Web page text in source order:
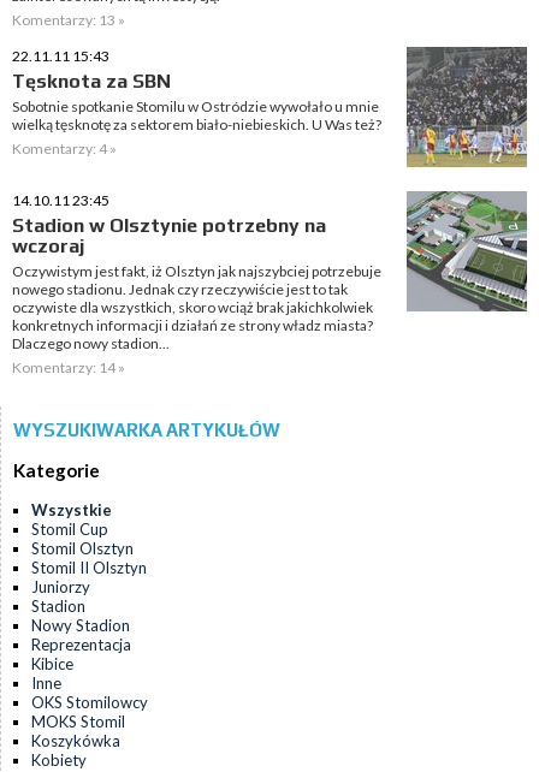
Komentarzy: 13 »
22.11.11 15:43
Tęsknota za SBN
Sobotnie spotkanie Stomilu w Ostródzie wywołało u mnie
wielką tęsknotę za sektorem biało-niebieskich. U Was też?
Komentarzy: 4 »
14.10.11 23:45
Stadion w Olsztynie potrzebny na
wczoraj
Oczywistym jest fakt, iż Olsztyn jak najszybciej potrzebuje
nowego stadionu. Jednak czy rzeczywiście jest to tak
oczywiste dla wszystkich, skoro wciąż brak jakichkolwiek
konkretnych informacji i działań ze strony władz miasta?
Dlaczego nowy stadion...
Komentarzy: 14 »
WYSZUKIWARKA ARTYKUŁÓW
Kategorie
Wszystkie
Stomil Cup
Stomil Olsztyn
Stomil II Olsztyn
Juniorzy
Stadion
Nowy Stadion
Reprezentacja
Kibice
Inne
OKS Stomilowcy
MOKS Stomil
Koszykówka
Kobiety